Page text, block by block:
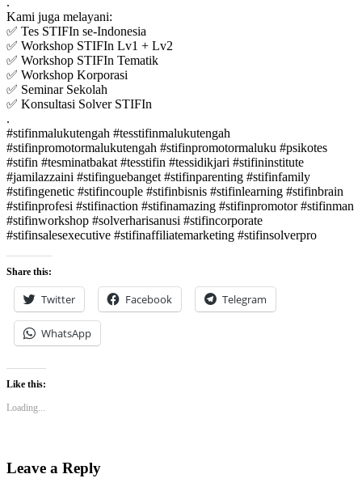
Kami juga melayani:
✅ Tes STIFIn se-Indonesia
✅ Workshop STIFIn Lv1 + Lv2
✅ Workshop STIFIn Tematik
✅ Workshop Korporasi
✅ Seminar Sekolah
✅ Konsultasi Solver STIFIn
.
#stifinmalukutengah #tesstifinmalukutengah
#stifinpromotormalukutengah #stifinpromotormaluku #psikotes
#stifin #tesminatbakat #tesstifin #tessidikjari #stifininstitute
#jamilazzaini #stifinguebanget #stifinparenting #stifinfamily
#stifingenetic #stifincouple #stifinbisnis #stifinlearning #stifinbrain
#stifinprofesi #stifinaction #stifinamazing #stifinpromotor #stifinman
#stifinworkshop #solverharisanusi #stifincorporate
#stifinsalesexecutive #stifinaffiliatemarketing #stifinsolverpro
Share this:
Twitter Facebook Telegram
WhatsApp
Like this:
Loading...
Leave a Reply